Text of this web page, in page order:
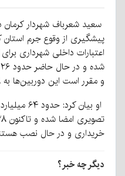
سعید شعرباف شهردار
اعتبارات داخلی شهرداری
و مقرر است این دوربین‌ها به ۳۸ مورد برسد.
او بیان
خریداری و در حال نصب
دیگر چه خبر؟